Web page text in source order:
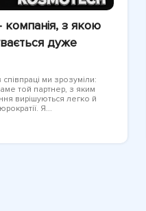
з якою
дуже
ми зрозуміли:
той партнер, з яким
вирішуються легко й
Я...